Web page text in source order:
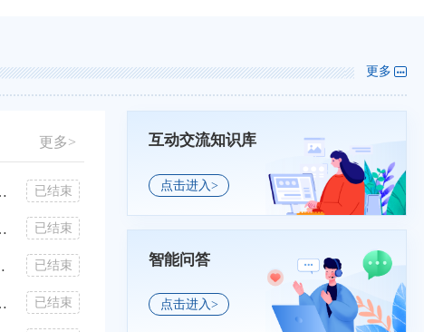
更多
更多>
已结束
已结束
已结束
已结束
进一步完善老年人无障碍环境建设意见征集 已结束
《福建省临时救助工作规范（二次征求意见稿）》公开征求意见 已结束
《福建省社会救助近亲属备案及卡折代持备案管理办法（征求意见稿）》意见征集 已结束
关于优化“福遇良缘”婚姻登记服务工作的意见征集 已结束
互动交流知识库
点击进入>
智能问答
点击进入>